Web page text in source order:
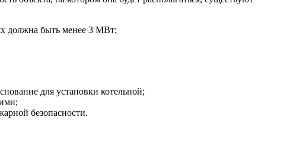
должна быть менее 3 МВт;
для установки котельной;
безопасности.